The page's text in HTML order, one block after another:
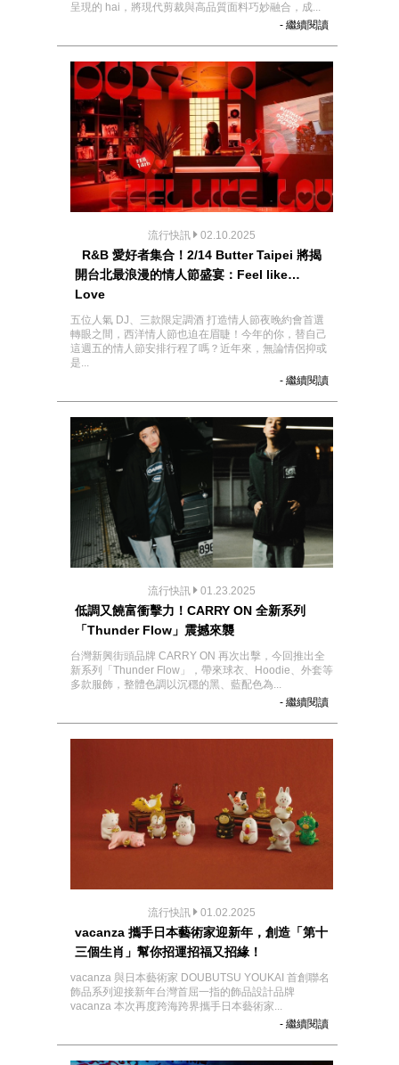
呈現的 hai，將現代剪裁與高品質面料巧妙融合，成...
- 繼續閱讀
流行快訊 02.10.2025
R&B 愛好者集合！2/14 Butter Taipei 將揭
開台北最浪漫的情人節盛宴：Feel like…
Love
五位人氣 DJ、三款限定調酒 打造情人節夜晚約會首選
轉眼之間，西洋情人節也迫在眉睫！今年的你，替自己
這週五的情人節安排行程了嗎？近年來，無論情侶抑或
是...
- 繼續閱讀
流行快訊 01.23.2025
低調又饒富衝擊力！CARRY ON 全新系列
「Thunder Flow」震撼來襲
台灣新興街頭品牌 CARRY ON 再次出擊，今回推出全
新系列「Thunder Flow」，帶來球衣、Hoodie、外套等
多款服飾，整體色調以沉穩的黑、藍配色為...
- 繼續閱讀
流行快訊 01.02.2025
vacanza 攜手日本藝術家迎新年，創造「第十
三個生肖」幫你招運招福又招緣！
vacanza 與日本藝術家 DOUBUTSU YOUKAI 首創聯名
飾品系列迎接新年台灣首屈一指的飾品設計品牌
vacanza 本次再度跨海跨界攜手日本藝術家...
- 繼續閱讀